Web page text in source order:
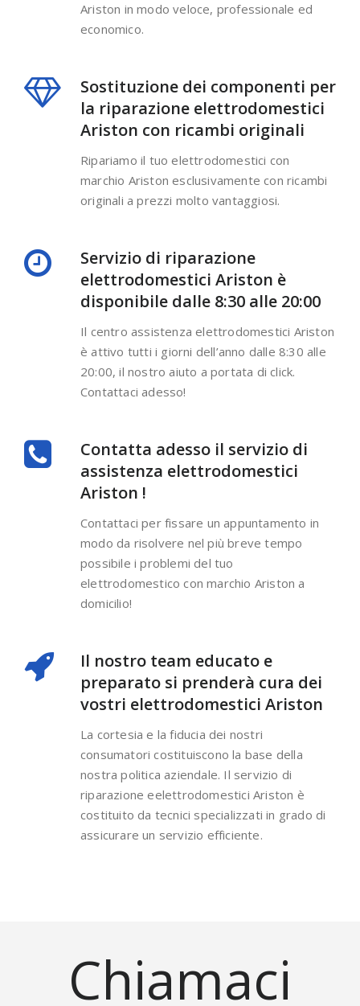
Ariston in modo veloce, professionale ed
economico.
Sostituzione dei componenti per
la riparazione elettrodomestici
Ariston con ricambi originali
Ripariamo il tuo elettrodomestici con
marchio Ariston esclusivamente con ricambi
originali a prezzi molto vantaggiosi.
Servizio di riparazione
elettrodomestici Ariston è
disponibile dalle 8:30 alle 20:00
Il centro assistenza elettrodomestici Ariston
è attivo tutti i giorni dell’anno dalle 8:30 alle
20:00, il nostro aiuto a portata di click.
Contattaci adesso!
Contatta adesso il servizio di
assistenza elettrodomestici
Ariston !
Contattaci per fissare un appuntamento in
modo da risolvere nel più breve tempo
possibile i problemi del tuo
elettrodomestico con marchio Ariston a
domicilio!
Il nostro team educato e
preparato si prenderà cura dei
vostri elettrodomestici Ariston
La cortesia e la fiducia dei nostri
consumatori costituiscono la base della
nostra politica aziendale. Il servizio di
riparazione eelettrodomestici Ariston è
costituito da tecnici specializzati in grado di
assicurare un servizio efficiente.
Chiamaci